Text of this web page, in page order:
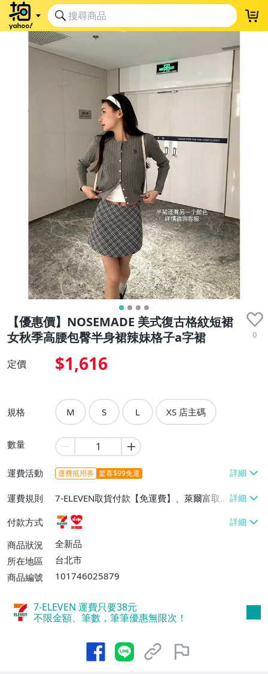
【優惠價】NOSEMADE 美式復古格紋短裙
女秋季高腰包臀半身裙辣妹格子a字裙
0
定價 $1,616
規格 M S L XS 店主碼
數量
運費活動 運費抵用券 驚喜$99免運
運費規則
7-ELEVEN取貨付款【免運費】、萊爾富取
貨付款【免運費】
付款方式
商品狀況
全新品
所在地區
台北市
商品編號
101746025879
7-ELEVEN 運費只要38元
不限金額、筆數，筆筆優惠無限次！